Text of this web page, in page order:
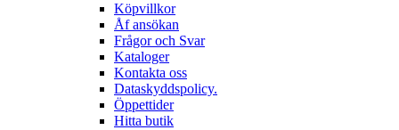
Köpvillkor
Åf ansökan
Frågor och Svar
Kataloger
Kontakta oss
Dataskyddspolicy.
Öppettider
Hitta butik